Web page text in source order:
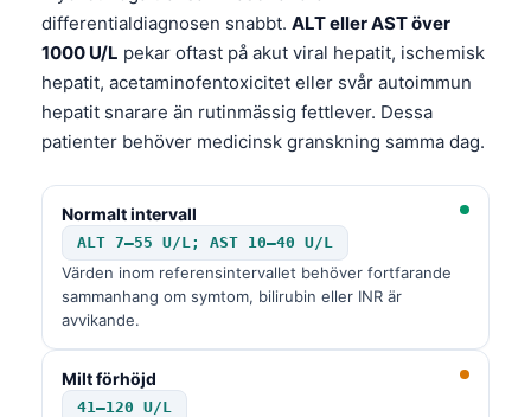
differentialdiagnosen snabbt. ALT eller AST över
1000 U/L pekar oftast på akut viral hepatit, ischemisk
hepatit, acetaminofentoxicitet eller svår autoimmun
hepatit snarare än rutinmässig fettlever. Dessa
patienter behöver medicinsk granskning samma dag.
Normalt intervall
ALT 7–55 U/L; AST 10–40 U/L
Värden inom referensintervallet behöver fortfarande
sammanhang om symtom, bilirubin eller INR är
avvikande.
Milt förhöjd
41–120 U/L